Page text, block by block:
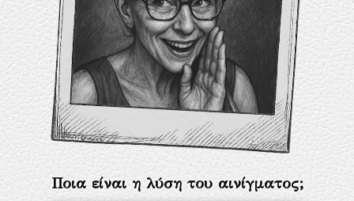
Ποια είναι η λύση του αινίγματος;